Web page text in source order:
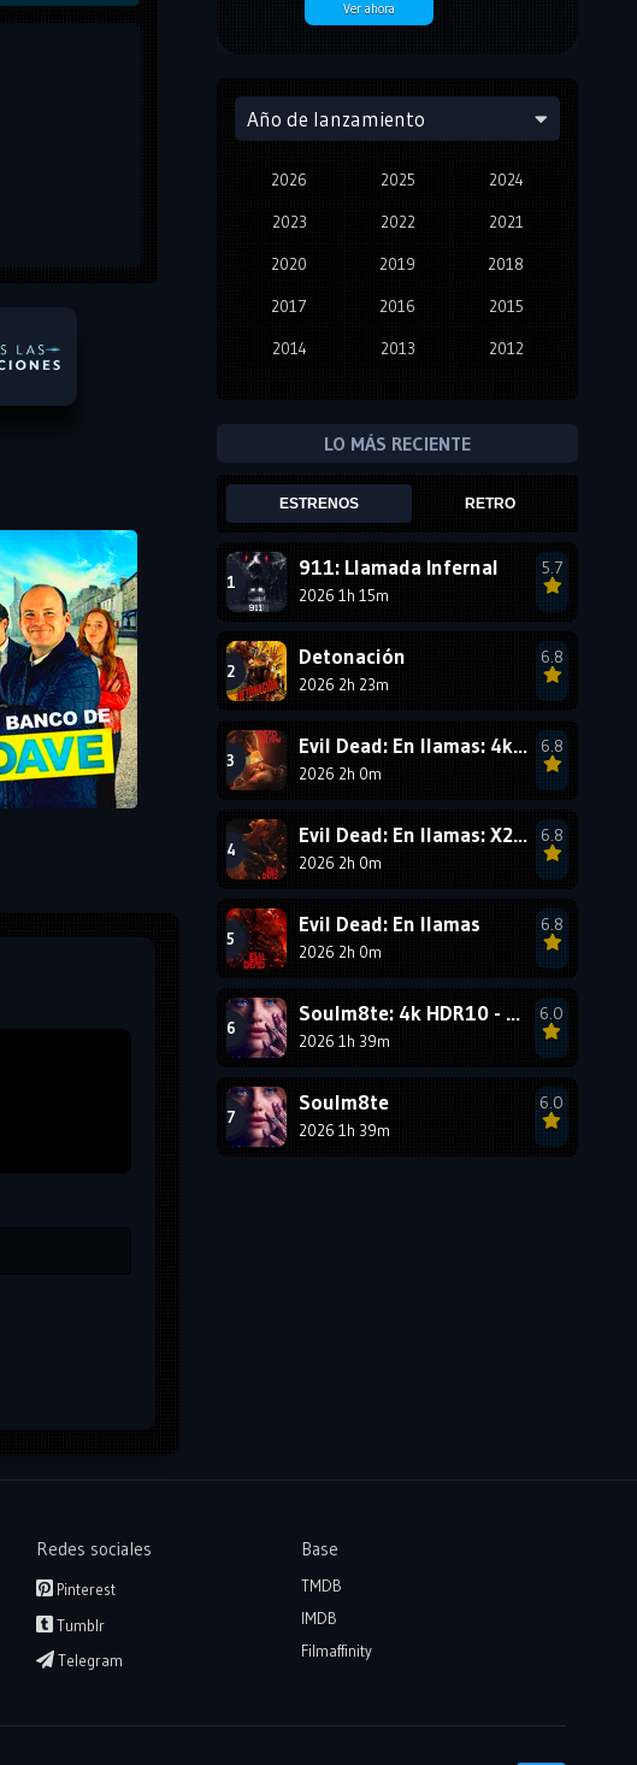
Ver ahora
Año de lanzamiento
2026 2025 2024
2023 2022 2021
2020 2019 2018
2017 2016 2015
2014 2013 2012
2007
2001
1999 1998 1997
1996 1995
1993 1992
1990 1989
1987
1984 1983
1978
LO MÁS RECIENTE
ESTRENOS RETRO
911: Llamada Infernal
2026 1h 15m
5.7
Detonación
2026 2h 23m
6.8
Evil Dead: En llamas: 4k HDR10 - VIP
2026 2h 0m
6.8
Evil Dead: En llamas: X265
2026 2h 0m
6.8
Evil Dead: En llamas
2026 2h 0m
6.8
Soulm8te: 4k HDR10 - VIP
2026 1h 39m
6.0
Soulm8te
2026 1h 39m
6.0
Redes sociales
Pinterest
Tumblr
Telegram
Base
TMDB
IMDB
Filmaffinity